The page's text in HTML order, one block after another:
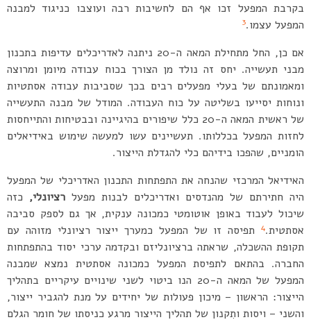
בקרבת המפעל זכו אף הם לחשיבות רבה ועוצבו כניגוד למבנה
המפעל עצמו.3
אם כן, החל מתחילת המאה ה-20 ניתנה לאדריכלים עדיפות בתכנון
מבני תעשייה. יחס זה נולד מן הצורך בכוח עבודה מיומן ומרוצה
ומאמונתם של בעלי מפעלים רבים בכך שסביבות עבודה אסתטיות
ונוחות יסייעו בשליטה על כוח העבודה. המודל של מבנה התעשייה
של ראשית המאה ה-20 כלל שיפורים בהיגיינה ובבטיחות והתייחסות
לחזות המפעל בכללותו. תעשיינים עשו למעשה שימוש באידיאלים
הומניים, שהפכו בידיהם כלי להגדלת הייצור.
האידיאל המרכזי שהנחה את התפתחות התכנון האדריכלי של המפעל
היה חתירתם של מהנדסים ואדריכלים לבנות מפעל רציונלי, כזה
שיכול לעבוד באופן אוטומטי כמכונה ענקית, אך גם לספק סביבה
אסתטית.4
תפיסה זו של המפעל כמערך ייצור רציונלי מזוהה עם
תקופת ההשכלה, שראתה ברציונליזם ובקדמה ערכי יסוד בהתפתחות
החברה. בהתאם לתפיסת המפעל כמכונה אסתטית נמצא שמבנה
המפעל של המאה ה-20 הנו ביטוי לשני שינויים עיקריים בתהליך
הייצור: הראשון – מיכון פעולות של יחידים על מנת להגביר ייצור,
והשני – ויסות ותִקנון של תהליך הייצור מרגע כניסתו של חומר הגלם